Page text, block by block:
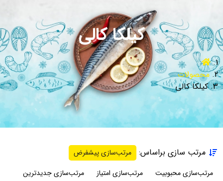
کیلکا کالی
محصولات
کیلکا کالی
مرتب سازی براساس:
مرتب‌سازی پیشفرض
مرتب‌سازی محبوبیت
مرتب‌سازی امتیاز
مرتب‌سازی جدیدترین